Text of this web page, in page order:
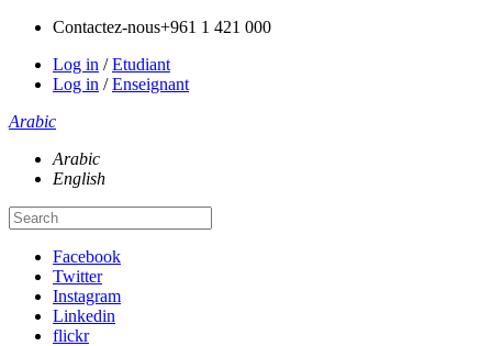
Contactez-nous+961 1 421 000
Log in /Etudiant
Log in /Enseignant
Arabic
Arabic
English
Facebook
Twitter
Instagram
Linkedin
flickr